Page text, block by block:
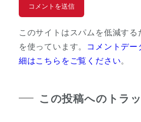
このサイトはスパムを低減す
を使っています。 コメントデ
細はこちらをご覧ください。
この投稿へのトラ